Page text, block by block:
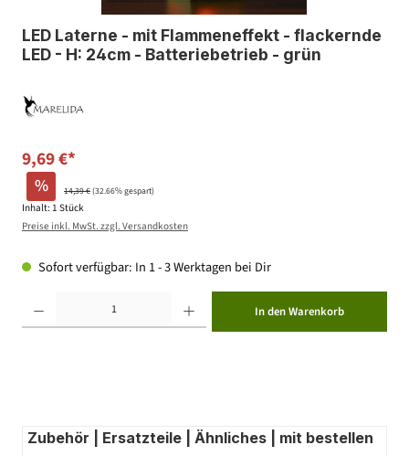
LED Laterne - mit Flammeneffekt - flackernde
LED - H: 24cm - Batteriebetrieb - grün
9,69 €*
% 14,39 €(32.66% gespart)
Inhalt: 1 Stück
Preise inkl. MwSt. zzgl. Versandkosten
Sofort verfügbar: In 1 - 3 Werktagen bei Dir
In den Warenkorb
Zubehör | Ersatzteile | Ähnliches | mit bestellen